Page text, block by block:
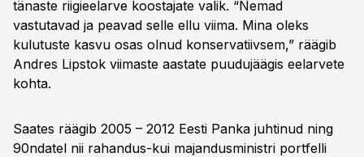
tänaste riigieelarve koostajate valik. “Nemad
vastutavad ja peavad selle ellu viima. Mina oleks
kulutuste kasvu osas olnud konservatiivsem,” räägib
Andres Lipstok viimaste aastate puudujäägis eelarvete
kohta.
Saates räägib 2005 – 2012 Eesti Panka juhtinud ning
90ndatel nii rahandus-kui majandusministri portfelli